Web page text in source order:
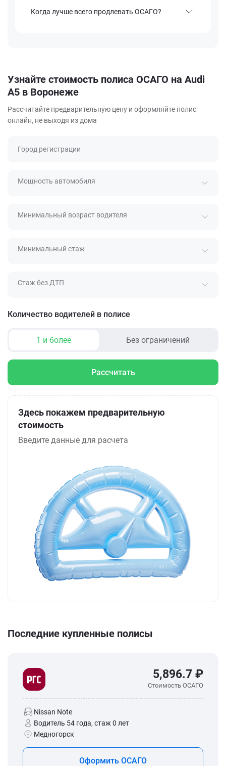
Когда лучше всего продлевать ОСАГО?
Узнайте стоимость полиса ОСАГО на Audi
A5 в Воронеже
Рассчитайте предварительную цену и оформляйте полис
онлайн, не выходя из дома
Город регистрации
Мощность автомобиля
Минимальный возраст водителя
Минимальный стаж
Стаж без ДТП
Количество водителей в полисе
1 и более Без ограничений
Рассчитать
Здесь покажем предварительную
стоимость
Введите данные для расчета
Последние купленные полисы
5,896.7 ₽
Стоимость ОСАГО
Nissan Note
Водитель 54 года, стаж 0 лет
Медногорск
Оформить ОСАГО